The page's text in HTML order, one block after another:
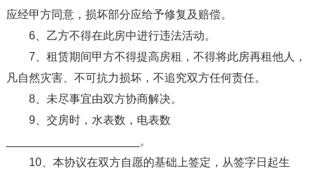
应经甲方同意，损坏部分应给予修复及赔偿。
6、乙方不得在此房中进行违法活动。
7、租赁期间甲方不得提高房租，不得将此房再租他人，
凡自然灾害、不可抗力损坏，不追究双方任何责任。
8、未尽事宜由双方协商解决。
9、交房时，水表数，电表数
_____________________。
10、本协议在双方自愿的基础上签定，从签字日起生